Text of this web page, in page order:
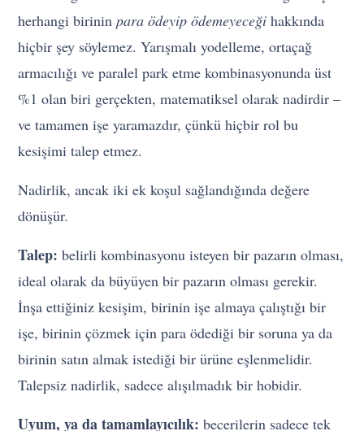
herhangi birininpara ödeyip ödemeyeceği hakkında
hiçbir şey söylemez. Yarışmalı yodelleme, ortaçağ
armacılığı ve paralel park etme kombinasyonunda üst
%1 olan biri gerçekten, matematiksel olarak nadirdir –
ve tamamen işe yaramazdır, çünkü hiçbir rol bu
kesişimi talep etmez.
Nadirlik, ancak iki ek koşul sağlandığında değere
dönüşür.
Talep: belirli kombinasyonu isteyen bir pazarın olması,
ideal olarak da büyüyen bir pazarın olması gerekir.
İnşa ettiğiniz kesişim, birinin işe almaya çalıştığı bir
işe, birinin çözmek için para ödediği bir soruna ya da
birinin satın almak istediği bir ürüne eşlenmelidir.
Talepsiz nadirlik, sadece alışılmadık bir hobidir.
Uyum, ya da tamamlayıcılık: becerilerin sadece tek